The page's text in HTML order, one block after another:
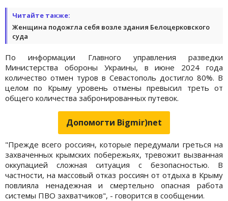
Читайте также:
Женщина подожгла себя возле здания Белоцерковского
суда
По информации Главного управления разведки
Министерства обороны Украины, в июне 2024 года
количество отмен туров в Севастополь достигло 80%. В
целом по Крыму уровень отмены превысил треть от
общего количества забронированных путевок.
Допомогти Bigmir)net
"Прежде всего россиян, которые передумали греться на
захваченных крымских побережьях, тревожит вызванная
оккупацией сложная ситуация с безопасностью. В
частности, на массовый отказ россиян от отдыха в Крыму
повлияла ненадежная и смертельно опасная работа
системы ПВО захватчиков", - говорится в сообщении.